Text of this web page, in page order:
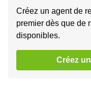
Créez un agent de
premier dès que de
disponibles.
Créez